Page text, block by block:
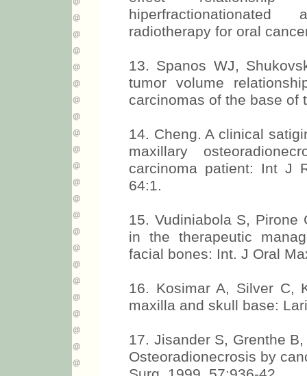
radiotherapy for oral
13. Spanos WJ,
tumor volume
carcinomas of the base of
14. Cheng. A clinical
maxillary
carcinoma patient: Int J
64:1.
15. Vudiniabola S, Pirone
in the therapeutic
facial bones: Int. J Oral
16. Kosimar A, Silver C,
maxilla and skull base:
17. Jisander S, Grenthe
Osteoradionecrosis by